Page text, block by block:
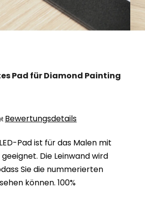
Pad ist für das Malen mit
Die Leinwand wird
Sie die nummerierten
können. 100%
Pad für Diamond Painting
Bewertungsdetails